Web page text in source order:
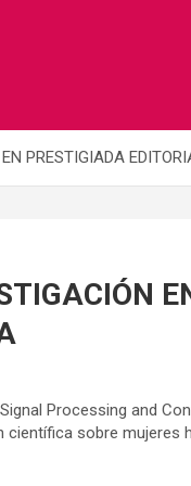
PRESTIGIADA
Processing and
sobre mujeres